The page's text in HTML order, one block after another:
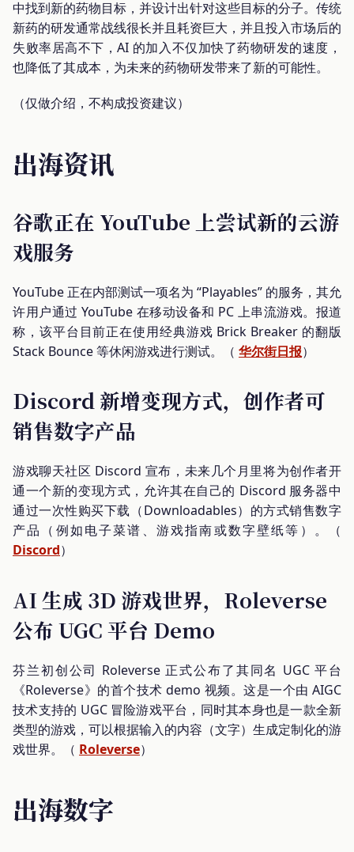
中找到新的药物目标，并设计出针对这些目标的分子。传统
新药的研发通常战线很长并且耗资巨大，并且投入市场后的
失败率居高不下，AI 的加入不仅加快了药物研发的速度，
也降低了其成本，为未来的药物研发带来了新的可能性。
（仅做介绍，不构成投资建议）
出海资讯
谷歌正在 YouTube 上尝试新的云游
戏服务
YouTube 正在内部测试一项名为 “Playables” 的服务，其允
许用户通过 YouTube 在移动设备和 PC 上串流游戏。报道
称，该平台目前正在使用经典游戏 Brick Breaker 的翻版
Stack Bounce 等休闲游戏进行测试。（ 华尔街日报）
Discord 新增变现方式，创作者可
销售数字产品
游戏聊天社区 Discord 宣布，未来几个月里将为创作者开
通一个新的变现方式，允许其在自己的 Discord 服务器中
通过一次性购买下载（Downloadables）的方式销售数字
产品（例如电子菜谱、游戏指南或数字壁纸等）。（
Discord）
AI 生成 3D 游戏世界，Roleverse
公布 UGC 平台 Demo
芬兰初创公司 Roleverse 正式公布了其同名 UGC 平台
《Roleverse》的首个技术 demo 视频。这是一个由 AIGC
技术支持的 UGC 冒险游戏平台，同时其本身也是一款全新
类型的游戏，可以根据输入的内容（文字）生成定制化的游
戏世界。（ Roleverse）
出海数字